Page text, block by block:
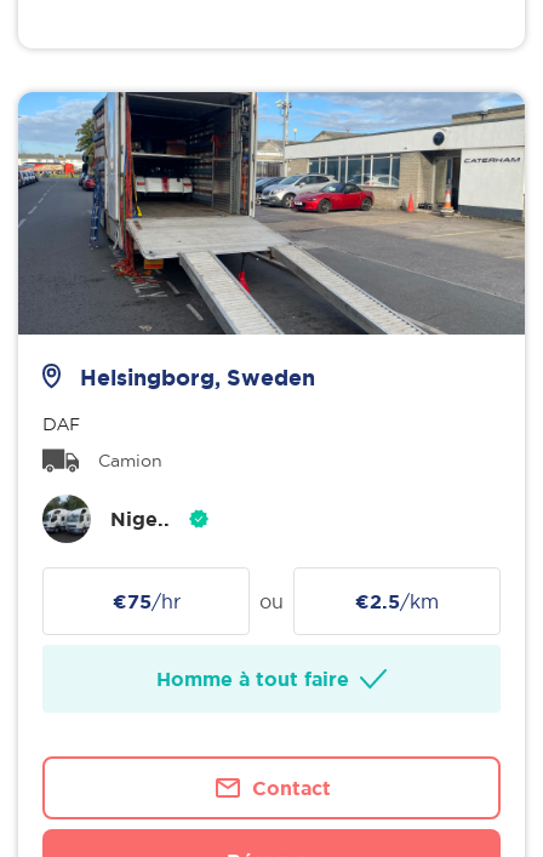
Helsingborg, Sweden
DAF
Camion
Nige..
€75/hr ou €2.5/km
Homme à tout faire
Contact